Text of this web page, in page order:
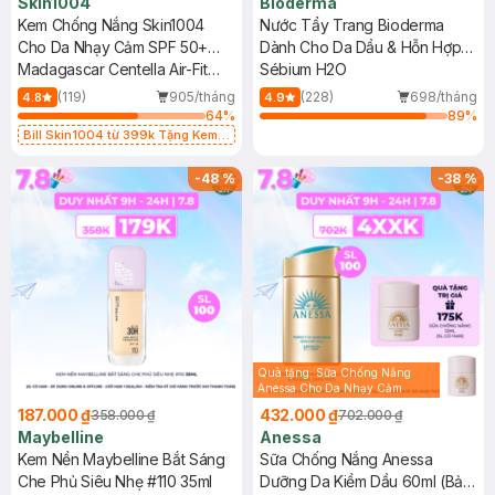
Kem Chống Nắng Skin1004
Cho Da Nhạy Cảm SPF 50+
50ml
Madagascar Centella Air-Fit
Suncream Plus SPF50+
PA++++
4.8 (119)
905/tháng
64%
Bill Skin1004 từ 399k Tặng Kem
SPF 50+ 20ml (SL Có Hạn)
Nước Tẩy Trang Bioderma
Dành Cho Da Dầu & Hỗn Hợp
500ml
Sébium H2O
4.9 (228)
698/tháng
89%
-48%
187.000 ₫358.000 ₫
Maybelline
Kem Nền Maybelline Bắt Sáng
Che Phủ Siêu Nhẹ #110 35ml
-38%
Quà tặng: Sữa Chống Nắng
Anessa Cho Da Nhạy Cảm
432.000 ₫702.000 ₫
Anessa
Sữa Chống Nắng Anessa
Dưỡng Da Kiềm Dầu 60ml (Bản